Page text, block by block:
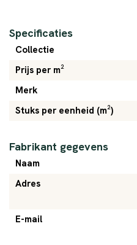
Specificaties
Collectie
Prijs per m²
Merk
Stuks per eenheid (m²)
Fabrikant gegevens
Naam
Adres
E-mail